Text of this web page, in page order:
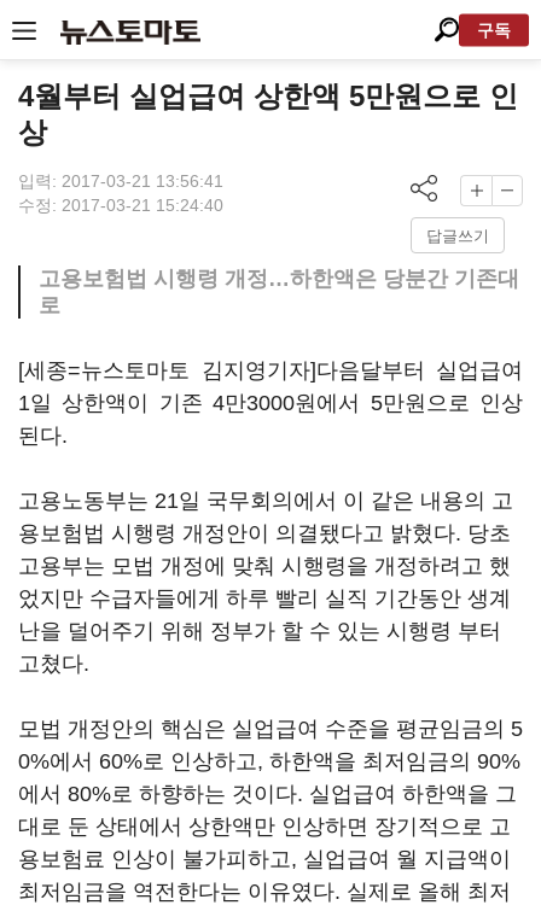
구독
4월부터 실업급여 상한액 5만원으로 인
상
입력: 2017-03-21 13:56:41
수정: 2017-03-21 15:24:40
답글쓰기
고용보험법 시행령 개정…하한액은 당분간 기존대
로
[세종=뉴스토마토 김지영기자]다음달부터 실업급여
1일 상한액이 기존 4만3000원에서 5만원으로 인상
된다.
고용노동부는 21일 국무회의에서 이 같은 내용의 고
용보험법 시행령 개정안이 의결됐다고 밝혔다. 당초
고용부는 모법 개정에 맞춰 시행령을 개정하려고 했
었지만 수급자들에게 하루 빨리 실직 기간동안 생계
난을 덜어주기 위해 정부가 할 수 있는 시행령 부터
고쳤다.
모법 개정안의 핵심은 실업급여 수준을 평균임금의 5
0%에서 60%로 인상하고, 하한액을 최저임금의 90%
에서 80%로 하향하는 것이다. 실업급여 하한액을 그
대로 둔 상태에서 상한액만 인상하면 장기적으로 고
용보험료 인상이 불가피하고, 실업급여 월 지급액이
최저임금을 역전한다는 이유였다. 실제로 올해 최저